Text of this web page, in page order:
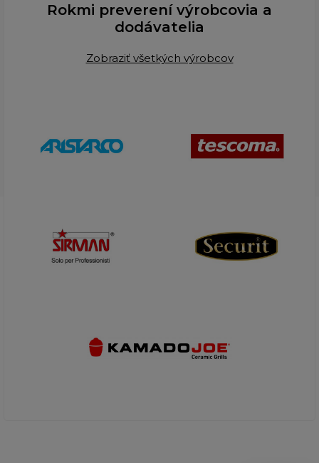
Rokmi preverení výrobcovia a
dodávatelia
Zobraziť všetkých výrobcov